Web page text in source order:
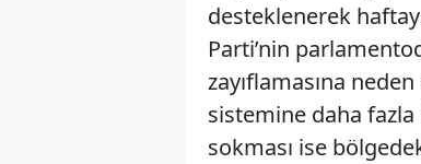
desteklenerek
Parti’nin
zayıflamasına
sistemine daha fazla
sokması ise